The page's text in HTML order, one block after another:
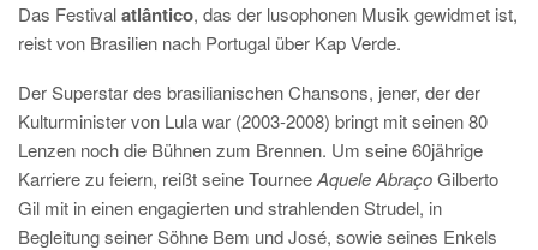
Das Festivalatlântico, das der lusophonen Musik gewidmet ist,
reist von Brasilien nach Portugal über Kap Verde.
Der Superstar des brasilianischen Chansons, jener, der der
Kulturminister von Lula war (2003-2008) bringt mit seinen 80
Lenzen noch die Bühnen zum Brennen. Um seine 60jährige
Karriere zu feiern, reißt seine TourneeAquele AbraçoGilberto
Gil mit in einen engagierten und strahlenden Strudel, in
Begleitung seiner Söhne Bem und José, sowie seines Enkels